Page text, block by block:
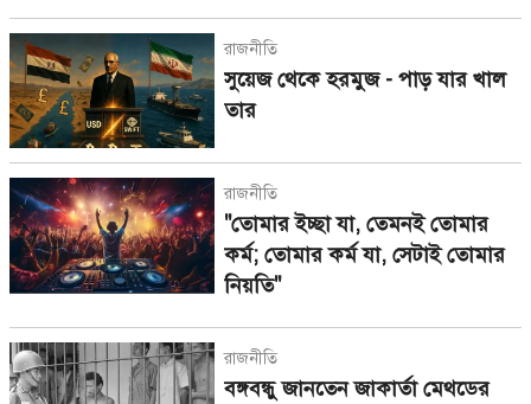
রাজনীতি
সুয়েজ থেকে হরমুজ - পাড় যার খাল
তার
রাজনীতি
"তোমার ইচ্ছা যা, তেমনই তোমার
কর্ম; তোমার কর্ম যা, সেটাই তোমার
নিয়তি"
রাজনীতি
বঙ্গবন্ধু জানতেন জাকার্তা মেথডের